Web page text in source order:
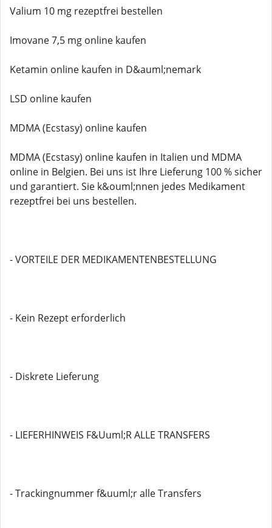
Valium 10 mg rezeptfrei bestellen
Imovane 7,5 mg online kaufen
Ketamin online kaufen in D&auml;nemark
LSD online kaufen
MDMA (Ecstasy) online kaufen
MDMA (Ecstasy) online kaufen in Italien und MDMA
online in Belgien. Bei uns ist Ihre Lieferung 100 % sicher
und garantiert. Sie k&ouml;nnen jedes Medikament
rezeptfrei bei uns bestellen.
- VORTEILE DER MEDIKAMENTENBESTELLUNG
- Kein Rezept erforderlich
- Diskrete Lieferung
- LIEFERHINWEIS F&Uuml;R ALLE TRANSFERS
- Trackingnummer f&uuml;r alle Transfers